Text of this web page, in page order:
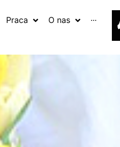
Praca O nas ···